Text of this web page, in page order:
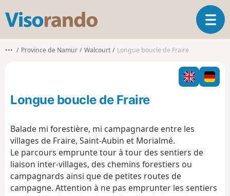
s
o
o
O
u
i
r
l
i
••• Province de Namur Walcourt Longue boucle de Fraire
Longue boucle de Fraire
Balade mi forestière, mi campagnarde entre les
villages de Fraire, Saint-Aubin et Morialmé.
Le parcours emprunte tour à tour des sentiers de
liaison inter-villages, des chemins forestiers ou
campagnards ainsi que de petites routes de
campagne. Attention à ne pas emprunter les sentiers